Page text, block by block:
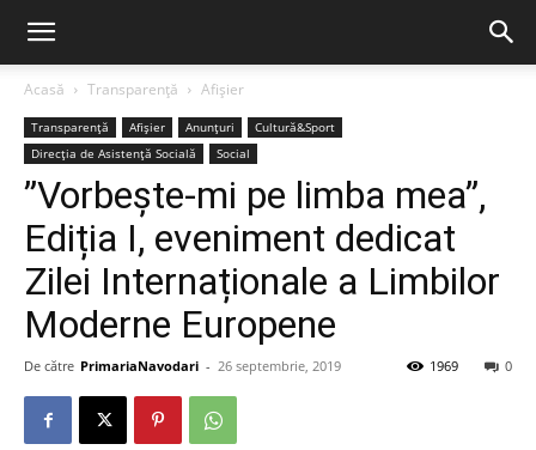
Acasă Transparență Afișier
Transparență Afișier Anunțuri
Cultură&Sport
Direcția de Asistență Socială
Social
”Vorbește-mi pe limba mea”,
Ediția I, eveniment dedicat
Zilei Internaționale a Limbilor
Moderne Europene
De către PrimariaNavodari - 26 septembrie, 2019 0
1969